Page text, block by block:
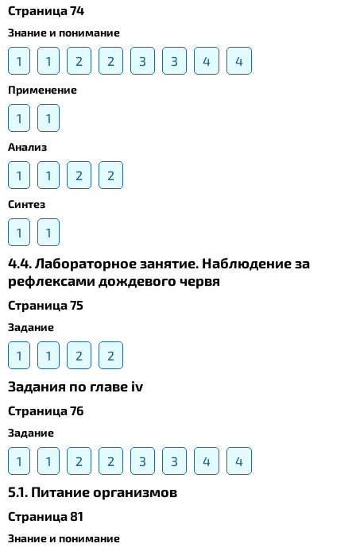
Страница 74
Знание и понимание
1 1 2 2 3 3 4 4
Применение
1 1
Анализ
1 1 2 2
Синтез
1 1
4.4. Лабораторное занятие. Наблюдение за
рефлексами дождевого червя
Страница 75
Задание
1 1 2 2
Задания по главе iv
Страница 76
Задание
1 1 2 2 3 3 4 4
5.1. Питание организмов
Страница 81
Знание и понимание